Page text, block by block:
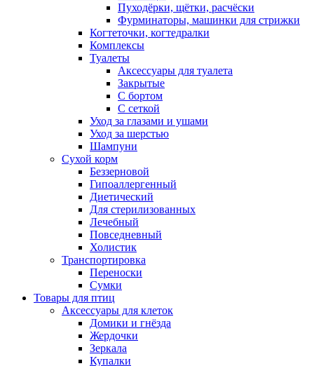
Пуходёрки, щётки, расчёски
Фурминаторы, машинки для стрижки
Когтеточки, когтедралки
Комплексы
Туалеты
Аксессуары для туалета
Закрытые
С бортом
С сеткой
Уход за глазами и ушами
Уход за шерстью
Шампуни
Сухой корм
Беззерновой
Гипоаллергенный
Диетический
Для стерилизованных
Лечебный
Повседневный
Холистик
Транспортировка
Переноски
Сумки
Товары для птиц
Аксессуары для клеток
Домики и гнёзда
Жердочки
Зеркала
Купалки